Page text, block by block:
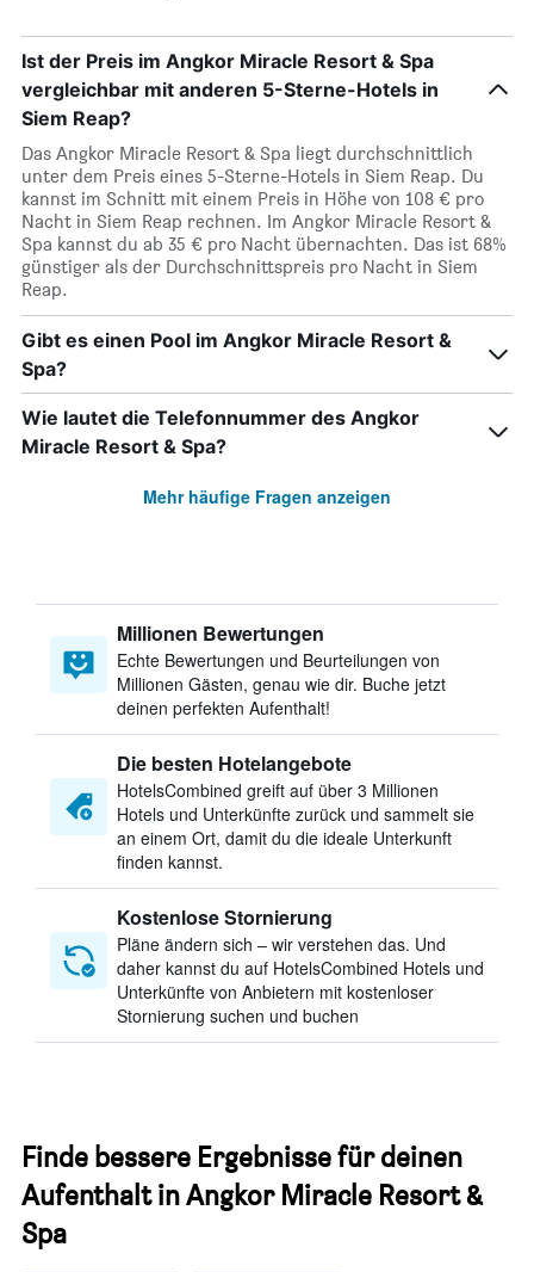
Ist der Preis im Angkor Miracle Resort & Spa
vergleichbar mit anderen 5-Sterne-Hotels in
Siem Reap?
Das Angkor Miracle Resort & Spa liegt durchschnittlich
unter dem Preis eines 5-Sterne-Hotels in Siem Reap. Du
kannst im Schnitt mit einem Preis in Höhe von 108 € pro
Nacht in Siem Reap rechnen. Im Angkor Miracle Resort &
Spa kannst du ab 35 € pro Nacht übernachten. Das ist 68%
günstiger als der Durchschnittspreis pro Nacht in Siem
Reap.
Gibt es einen Pool im Angkor Miracle Resort &
Spa?
Wie lautet die Telefonnummer des Angkor
Miracle Resort & Spa?
Mehr häufige Fragen anzeigen
Millionen Bewertungen
Echte Bewertungen und Beurteilungen von
Millionen Gästen, genau wie dir. Buche jetzt
deinen perfekten Aufenthalt!
Die besten Hotelangebote
HotelsCombined greift auf über 3 Millionen
Hotels und Unterkünfte zurück und sammelt sie
an einem Ort, damit du die ideale Unterkunft
finden kannst.
Kostenlose Stornierung
Pläne ändern sich – wir verstehen das. Und
daher kannst du auf HotelsCombined Hotels und
Unterkünfte von Anbietern mit kostenloser
Stornierung suchen und buchen
Finde bessere Ergebnisse für deinen
Aufenthalt in Angkor Miracle Resort &
Spa